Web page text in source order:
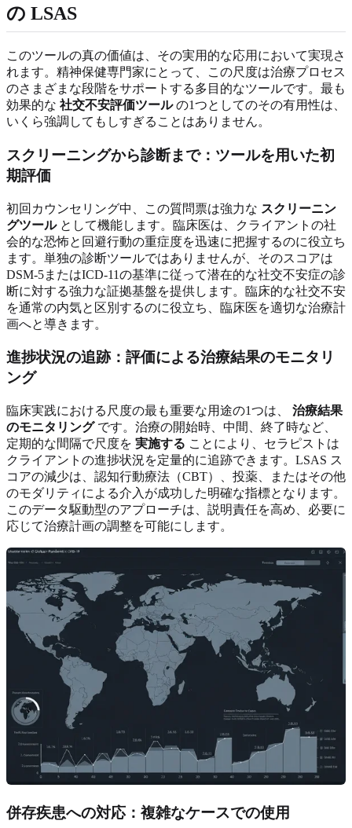
の LSAS
このツールの真の価値は、その実用的な応用において実現さ
れます。精神保健専門家にとって、この尺度は治療プロセス
のさまざまな段階をサポートする多目的なツールです。最も
効果的な 社交不安評価ツールの1つとしてのその有用性は、
いくら強調してもしすぎることはありません。
スクリーニングから診断まで：ツールを用いた初
期評価
初回カウンセリング中、この質問票は強力な スクリーニン
グツールとして機能します。臨床医は、クライアントの社
会的な恐怖と回避行動の重症度を迅速に把握するのに役立ち
ます。単独の診断ツールではありませんが、そのスコアは
DSM-5またはICD-11の基準に従って潜在的な社交不安症の診
断に対する強力な証拠基盤を提供します。臨床的な社交不安
を通常の内気と区別するのに役立ち、臨床医を適切な治療計
画へと導きます。
進捗状況の追跡：評価による治療結果のモニタリ
ング
臨床実践における尺度の最も重要な用途の1つは、 治療結果
のモニタリングです。治療の開始時、中間、終了時など、
定期的な間隔で尺度を 実施する ことにより、セラピストは
クライアントの進捗状況を定量的に追跡できます。LSAS ス
コアの減少は、認知行動療法（CBT）、投薬、またはその他
のモダリティによる介入が成功した明確な指標となります。
このデータ駆動型のアプローチは、説明責任を高め、必要に
応じて治療計画の調整を可能にします。
併存疾患への対応：複雑なケースでの使用